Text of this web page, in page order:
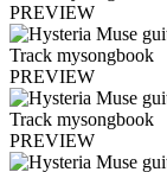
PREVIEW
PREVIEW
PREVIEW